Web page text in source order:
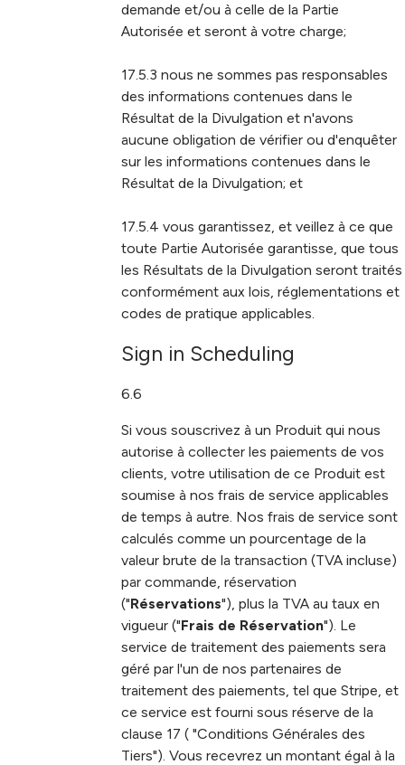
demande et/ou à celle de la Partie
Autorisée et seront à votre charge;
17.5.3 nous ne sommes pas responsables
des informations contenues dans le
Résultat de la Divulgation et n'avons
aucune obligation de vérifier ou d'enquêter
sur les informations contenues dans le
Résultat de la Divulgation; et
17.5.4 vous garantissez, et veillez à ce que
toute Partie Autorisée garantisse, que tous
les Résultats de la Divulgation seront traités
conformément aux lois, réglementations et
codes de pratique applicables.
Sign in Scheduling
6.6
Si vous souscrivez à un Produit qui nous
autorise à collecter les paiements de vos
clients, votre utilisation de ce Produit est
soumise à nos frais de service applicables
de temps à autre. Nos frais de service sont
calculés comme un pourcentage de la
valeur brute de la transaction (TVA incluse)
par commande, réservation
("Réservations"), plus la TVA au taux en
vigueur ("Frais de Réservation"). Le
service de traitement des paiements sera
géré par l'un de nos partenaires de
traitement des paiements, tel que Stripe, et
ce service est fourni sous réserve de la
clause 17 ( "Conditions Générales des
Tiers"). Vous recevrez un montant égal à la